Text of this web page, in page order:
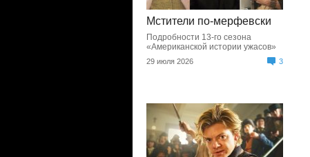
Мстители по-мерфевски
Подробности 13-го сезона
«Американской истории ужасов»
29 июля 2026 3